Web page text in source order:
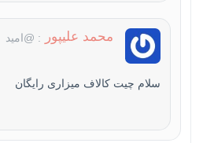
محمد علیپور : @امید
سلام چیت کالاف میزاری رایگان